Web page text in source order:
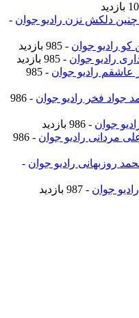
چنین دلکش نزن رادیو جوان -
کو رادیو جوان - 985 بازدید
رادیو جوان - 985 بازدید
عاشقم رادیو جوان
- 985
جواد فخر رادیو جوان
- 986
جوان - 986 بازدید
مردانی رادیو جوان
- 986
روزبهانی رادیو جوان -
جوان - 987 بازدید